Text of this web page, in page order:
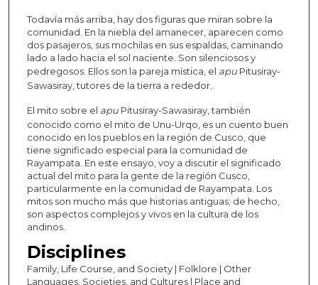
Todavía más arriba, hay dos figuras que miran sobre la
comunidad. En la niebla del amanecer, aparecen como
dos pasajeros, sus mochilas en sus espaldas, caminando
lado a lado hacia el sol naciente. Son silenciosos y
pedregosos. Ellos son la pareja mística, el apu Pitusiray-
Sawasiray, tutores de la tierra a rededor.
El mito sobre el apu Pitusiray-Sawasiray, también
conocido como el mito de Unu-Urqo, es un cuento buen
conocido en los pueblos en la región de Cusco, que
tiene significado especial para la comunidad de
Rayampata. En este ensayo, voy a discutir el significado
actual del mito para la gente de la región Cusco,
particularmente en la comunidad de Rayampata. Los
mitos son mucho más que historias antiguas; de hecho,
son aspectos complejos y vivos en la cultura de los
andinos.
Disciplines
Family, Life Course, and Society | Folklore | Other
Languages, Societies, and Cultures | Place and